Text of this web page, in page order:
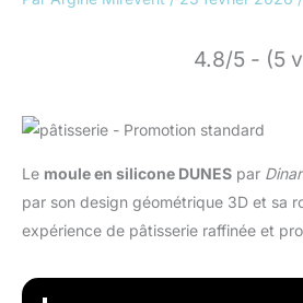
4.8/5 - (5
Le moule en silicone DUNES par
par son design géométrique 3D et sa
expérience de pâtisserie raffinée et